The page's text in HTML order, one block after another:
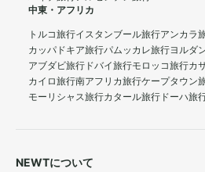
中東・アフリカ
トルコ旅行イスタンブール旅行アンカラ
カッパドキア旅行パムッカレ旅行ヨルダ
アブダビ旅行 ドバイ旅行モロッコ旅行カ
カイロ旅行南アフリカ旅行ケープタウン
モーリシャス旅行カタール旅行 ドーハ旅
NEWTについて